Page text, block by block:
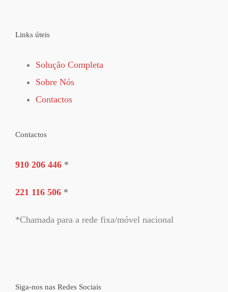
Links úteis
Solução Completa
Sobre Nós
Contactos
Contactos
910 206 446 *
221 116 506 *
*Chamada para a rede fixa/móvel nacional
Siga-nos nas Redes Sociais